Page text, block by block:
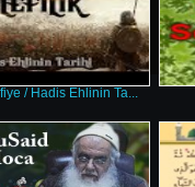
/ Hadis Ehlinin Ta...